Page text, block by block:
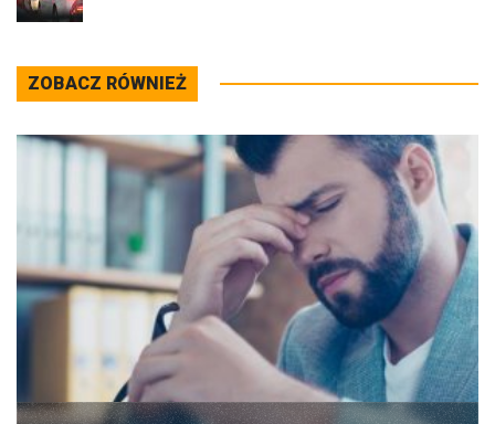
ZOBACZ RÓWNIEŻ